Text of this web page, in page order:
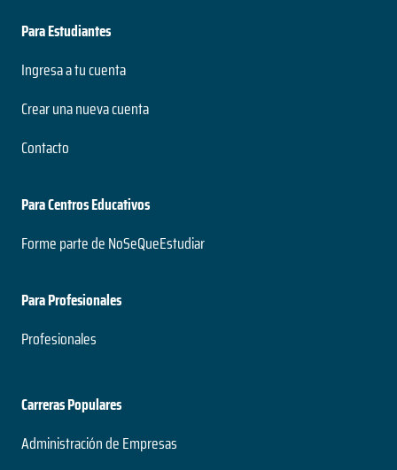
Para Estudiantes
Ingresa a tu cuenta
Crear una nueva cuenta
Contacto
Para Centros Educativos
Forme parte de NoSeQueEstudiar
Para Profesionales
Profesionales
Carreras Populares
Administración de Empresas